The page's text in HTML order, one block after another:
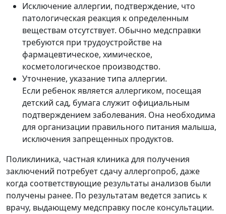
Исключение аллергии, подтверждение, что
патологическая реакция к определенным
веществам отсутствует. Обычно медсправки
требуются при трудоустройстве на
фармацевтическое, химическое,
косметологическое производство.
Уточнение, указание типа аллергии.
Если ребенок является аллергиком, посещая
детский сад, бумага служит официальным
подтверждением заболевания. Она необходима
для организации правильного питания малыша,
исключения запрещенных продуктов.
Поликлиника, частная клиника для получения
заключений потребует сдачу аллергопроб, даже
когда соответствующие результаты анализов были
получены ранее. По результатам ведется запись к
врачу, выдающему медсправку после консультации.